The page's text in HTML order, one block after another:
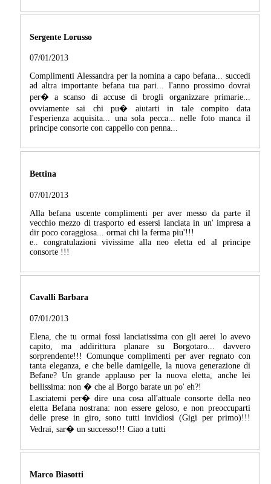
Sergente Lorusso
07/01/2013
Complimenti Alessandra per la nomina a capo befana... succedi
ad altra importante befana tua pari... l'anno prossimo dovrai
per� a scanso di accuse di brogli organizzare primarie...
ovviamente sai chi pu� aiutarti in tale compito data
l'esperienza acquisita... una sola pecca... nelle foto manca il
principe consorte con cappello con penna...
Bettina
07/01/2013
Alla befana uscente complimenti per aver messo da parte il
vecchio mezzo di trasporto ed essersi lanciata in un' impresa a
dir poco coraggiosa... ormai chi la ferma piu'!!!
e.. congratulazioni vivissime alla neo eletta ed al principe
consorte !!!
Cavalli Barbara
07/01/2013
Elena, che tu ormai fossi lanciatissima con gli aerei lo avevo
capito, ma addirittura planare su Borgotaro... davvero
sorprendente!!! Comunque complimenti per aver regnato con
tanta eleganza, e che belle damigelle, la nuova generazione di
Befane? Un grande applauso per la nuova eletta, anche lei
bellissima: non � che al Borgo barate un po' eh?!
Lasciatemi per� dire una cosa all'attuale consorte della neo
eletta Befana nostrana: non essere geloso, e non preoccuparti
delle prese in giro, sono tutti invidiosi (Gigi per primo)!!!
Vedrai, sar� un successo!!! Ciao a tutti
Marco Biasotti